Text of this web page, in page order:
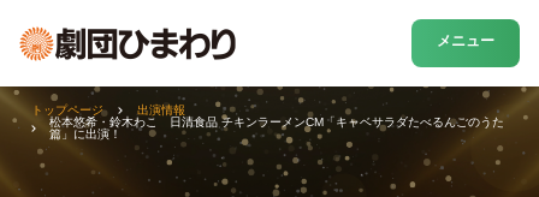
メニュー
トップページ
出演情報
松本悠希・鈴木わこ 日清食品 チキンラーメンCM「キャベサラダたべるんごのうた
篇」に出演！